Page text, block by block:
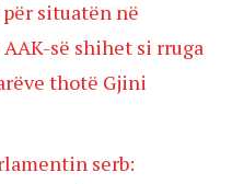
situatën në
së shihet si rruga
thotë Gjini
serb: